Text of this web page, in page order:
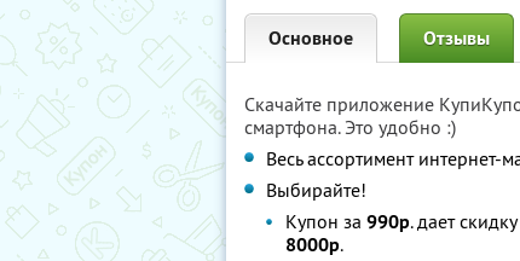
Основное Отзывы
Скачайте приложение
смартфона. Это удобно :)
Весь ассортимент интернет-
Выбирайте!
Купон за 990р. дает скидку
8000р.